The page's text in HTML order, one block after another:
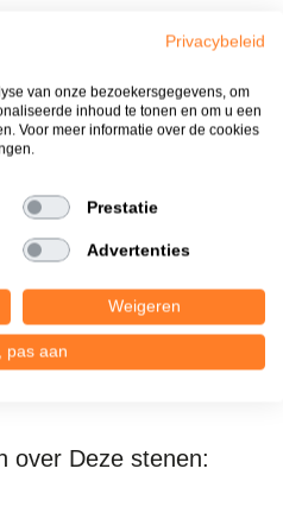
vangen in strakke lijnen. Onze
van de oven ontstaan
die elke steen een eigen
zorgt voor een levendig
van weleer. Een huis dat niet
over Deze stenen:
Privacybeleid
van onze bezoekersgegevens, om
inhoud te tonen en om u een
Voor meer informatie over de cookies
Prestatie
Advertenties
Weigeren
pas aan